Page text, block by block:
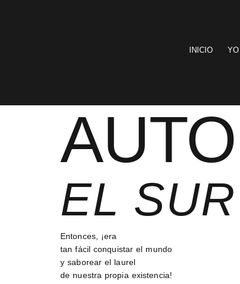
INICIO
EL SUR
Entonces, ¡era
tan fácil conquistar el mundo
y saborear el laurel
de nuestra propia existencia!